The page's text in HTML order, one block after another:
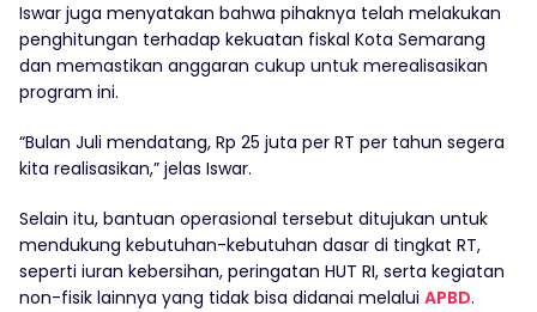
Iswar juga menyatakan bahwa pihaknya telah melakukan
penghitungan terhadap kekuatan fiskal Kota Semarang
dan memastikan anggaran cukup untuk merealisasikan
program ini.
“Bulan Juli mendatang, Rp 25 juta per RT per tahun segera
kita realisasikan,” jelas Iswar.
Selain itu, bantuan operasional tersebut ditujukan untuk
mendukung kebutuhan-kebutuhan dasar di tingkat RT,
seperti iuran kebersihan, peringatan HUT RI, serta kegiatan
non-fisik lainnya yang tidak bisa didanai melalui APBD.